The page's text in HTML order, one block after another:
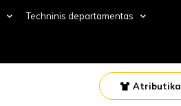
Techninis departamentas
Atributika